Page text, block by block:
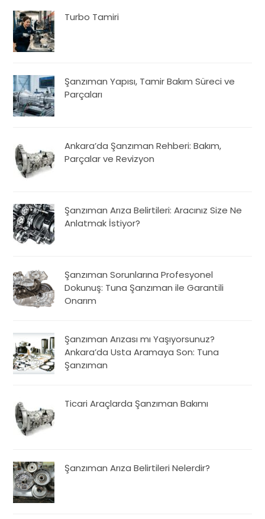
Turbo Tamiri
Şanzıman Yapısı, Tamir Bakım Süreci ve
Parçaları
Ankara’da Şanzıman Rehberi: Bakım,
Parçalar ve Revizyon
Şanzıman Arıza Belirtileri: Aracınız Size Ne
Anlatmak İstiyor?
Şanzıman Sorunlarına Profesyonel
Dokunuş: Tuna Şanzıman ile Garantili
Onarım
Şanzıman Arızası mı Yaşıyorsunuz?
Ankara’da Usta Aramaya Son: Tuna
Şanzıman
Ticari Araçlarda Şanzıman Bakımı
Şanzıman Arıza Belirtileri Nelerdir?